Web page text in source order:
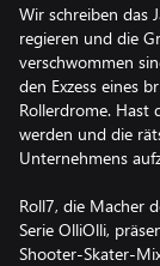
Wir schreiben das
regieren und die
verschwommen
den Exzess eines
Rollerdrome. Hast
werden und die
Unternehmens
Roll7, die Macher
Serie OlliOlli,
Shooter-Skater-